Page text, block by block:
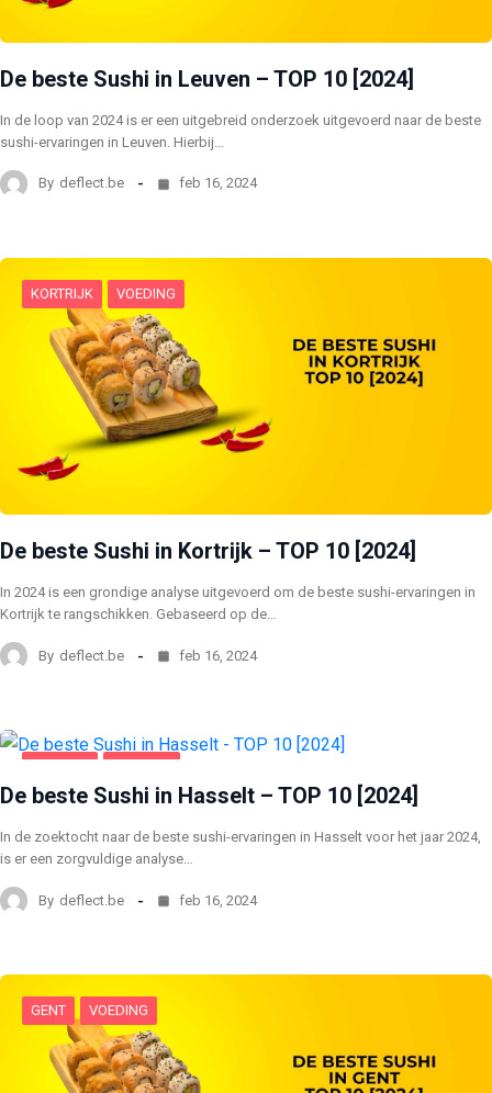
De beste Sushi in Leuven – TOP 10 [2024]
In de loop van 2024 is er een uitgebreid onderzoek uitgevoerd naar de beste
sushi-ervaringen in Leuven. Hierbij…
By deflect.be feb 16, 2024
KORTRIJK VOEDING
De beste Sushi in Kortrijk – TOP 10 [2024]
In 2024 is een grondige analyse uitgevoerd om de beste sushi-ervaringen in
Kortrijk te rangschikken. Gebaseerd op de…
By deflect.be feb 16, 2024
De beste Sushi in Hasselt – TOP 10 [2024]
In de zoektocht naar de beste sushi-ervaringen in Hasselt voor het jaar 2024,
is er een zorgvuldige analyse…
By deflect.be feb 16, 2024
GENT VOEDING